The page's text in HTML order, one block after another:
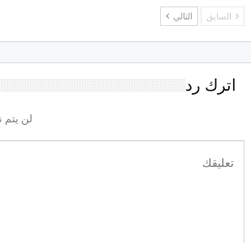
السابق التالي
اترك رد
لن يتم